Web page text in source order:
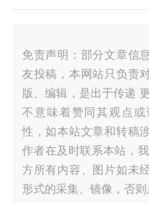
免责声明：部分文章信
友投稿，本网站只负责
版、编辑，是出于传递
不意味着赞同其观点
性，如本站文章和转稿
作者在及时联系本站，
方所有内容、图片如未
形式的采集、镜像，否则